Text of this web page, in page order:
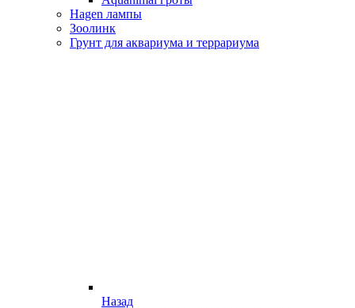
Hagen лампы
Зоолинк
Грунт для аквариума и террариума
Назад